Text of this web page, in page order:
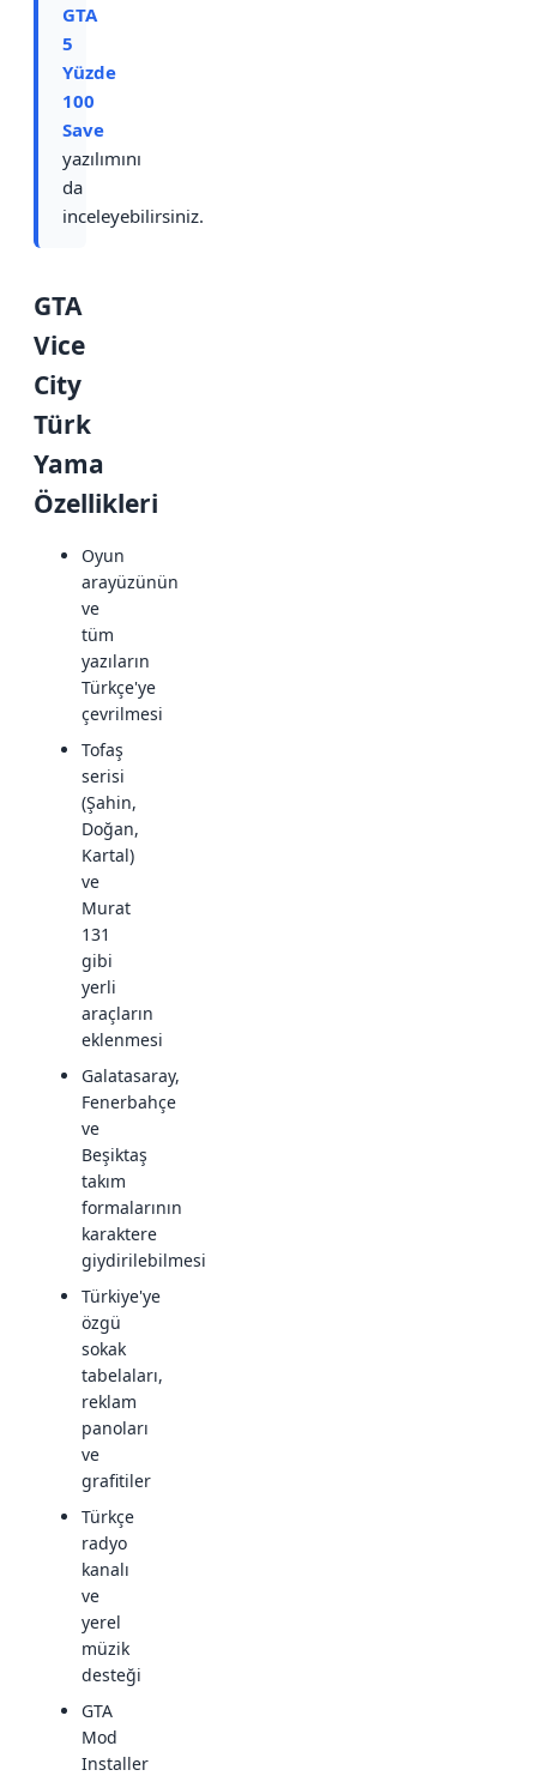
GTA
5
Yüzde
100
Save
yazılımını
da
inceleyebilirsiniz.
GTA
Vice
City
Türk
Yama
Özellikleri
Oyun
arayüzünün
ve
tüm
yazıların
Türkçe'ye
çevrilmesi
Tofaş
serisi
(Şahin,
Doğan,
Kartal)
ve
Murat
131
gibi
yerli
araçların
eklenmesi
Galatasaray,
Fenerbahçe
ve
Beşiktaş
takım
formalarının
karaktere
giydirilebilmesi
Türkiye'ye
özgü
sokak
tabelaları,
reklam
panoları
ve
grafitiler
Türkçe
radyo
kanalı
ve
yerel
müzik
desteği
GTA
Mod
Installer